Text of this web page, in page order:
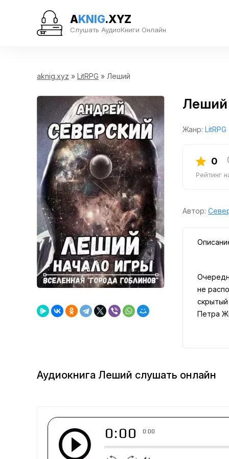
AKNIG.XYZ
Слушать АудиоКниги Онлайн
aknig.xyz » LitRPG » Леший
Леший
Жанр: LitRPG
0
Рейтинг
Автор:
не
Петра
Аудиокнига Леший слушать онлайн
0:00 0:00